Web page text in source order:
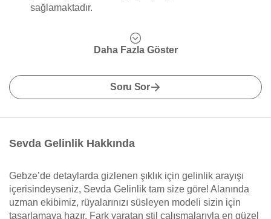
sağlamaktadır.
Daha Fazla Göster
Soru Sor
Sevda Gelinlik Hakkında
Gebze’de detaylarda gizlenen şıklık için gelinlik arayışı
içerisindeyseniz, Sevda Gelinlik tam size göre! Alanında
uzman ekibimiz, rüyalarınızı süsleyen modeli sizin için
tasarlamaya hazır. Fark yaratan stil çalışmalarıyla en güzel